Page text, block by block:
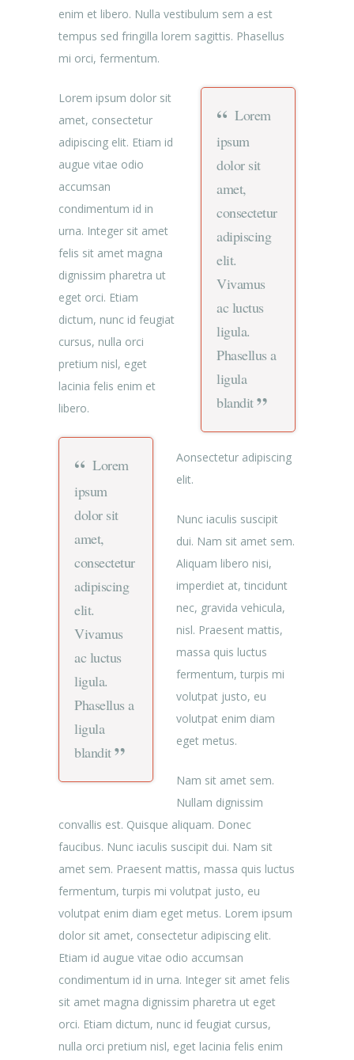
enim et libero. Nulla vestibulum sem a est
tempus sed fringilla lorem sagittis. Phasellus
mi orci, fermentum.
Lorem
ipsum
dolor sit
amet,
consectetur
adipiscing
elit.
Vivamus
ac luctus
ligula.
Phasellus a
ligula
blandit
Lorem ipsum dolor sit
amet, consectetur
adipiscing elit. Etiam id
augue vitae odio
accumsan
condimentum id in
urna. Integer sit amet
felis sit amet magna
dignissim pharetra ut
eget orci. Etiam
dictum, nunc id feugiat
cursus, nulla orci
pretium nisl, eget
lacinia felis enim et
libero.
Lorem
ipsum
dolor sit
amet,
consectetur
adipiscing
elit.
Vivamus
ac luctus
ligula.
Phasellus a
ligula
blandit
Aonsectetur adipiscing
elit.
Nunc iaculis suscipit
dui. Nam sit amet sem.
Aliquam libero nisi,
imperdiet at, tincidunt
nec, gravida vehicula,
nisl. Praesent mattis,
massa quis luctus
fermentum, turpis mi
volutpat justo, eu
volutpat enim diam
eget metus.
Nam sit amet sem.
Nullam dignissim
convallis est. Quisque aliquam. Donec
faucibus. Nunc iaculis suscipit dui. Nam sit
amet sem. Praesent mattis, massa quis luctus
fermentum, turpis mi volutpat justo, eu
volutpat enim diam eget metus. Lorem ipsum
dolor sit amet, consectetur adipiscing elit.
Etiam id augue vitae odio accumsan
condimentum id in urna. Integer sit amet felis
sit amet magna dignissim pharetra ut eget
orci. Etiam dictum, nunc id feugiat cursus,
nulla orci pretium nisl, eget lacinia felis enim